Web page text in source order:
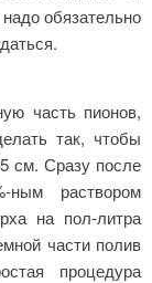
обязательно
часть пионов,
так, чтобы
см. Сразу после
ным раствором
на пол-литра
части полив
процедура